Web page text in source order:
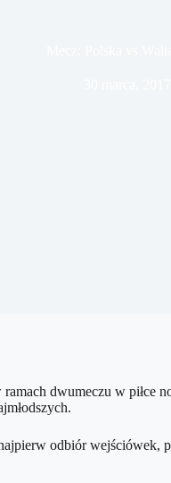
dwumeczu w piłce
odbiór wejściówek,